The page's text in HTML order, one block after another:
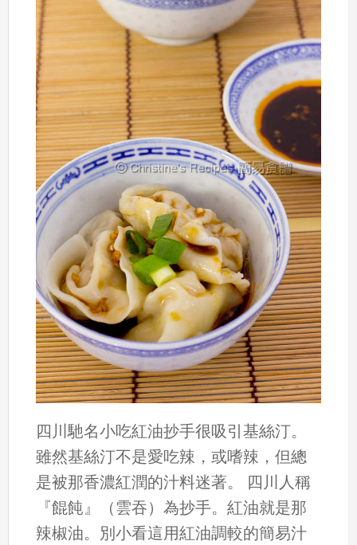
四川馳名小吃紅油抄手很吸引基絲汀。
雖然基絲汀不是愛吃辣，或嗜辣，但總
是被那香濃紅潤的汁料迷著。 四川人稱
『餛飩』（雲吞）為抄手。紅油就是那
辣椒油。別小看這用紅油調較的簡易汁